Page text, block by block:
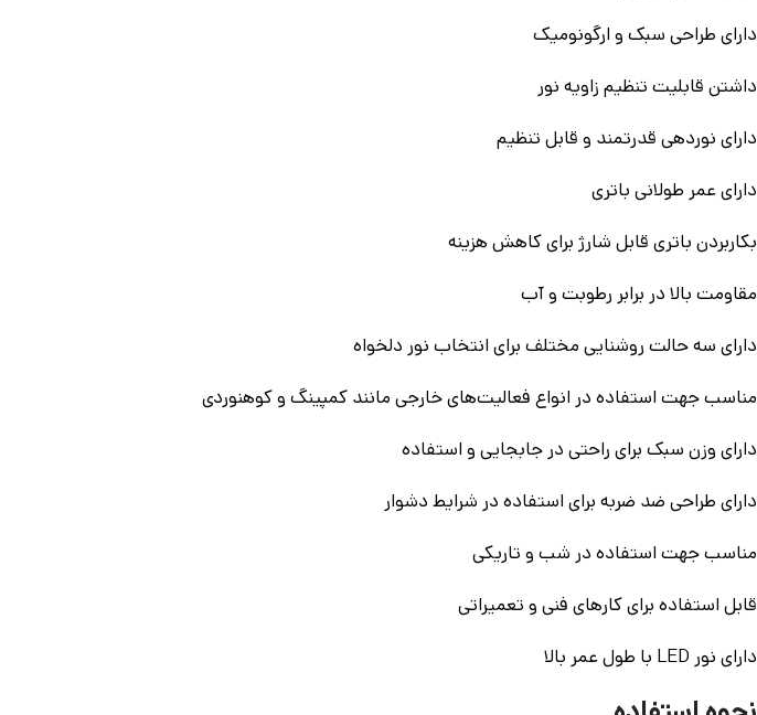
دارای طراحی سبک و ارگونومیک
داشتن قابلیت تنظیم زاویه نور
دارای نوردهی قدرتمند و قابل تنظیم
دارای عمر طولانی باتری
بکاربردن باتری قابل شارژ برای کاهش هزینه‌
مقاومت بالا در برابر رطوبت و آب
دارای سه حالت روشنایی مختلف برای انتخاب نور دلخواه
مناسب جهت استفاده در انواع فعالیت‌های خارجی مانند کمپینگ و کوهنوردی
دارای وزن سبک برای راحتی در جابجایی و استفاده
دارای طراحی ضد ضربه برای استفاده در شرایط دشوار
مناسب جهت استفاده در شب و تاریکی
قابل استفاده برای کارهای فنی و تعمیراتی
دارای نور LED با طول عمر بالا